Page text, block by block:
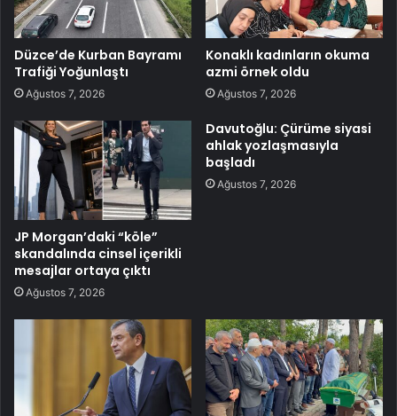
Düzce’de Kurban Bayramı
Trafiği Yoğunlaştı
Ağustos 7, 2026
Konaklı kadınların okuma
azmi örnek oldu
Ağustos 7, 2026
JP Morgan’daki “köle”
skandalında cinsel içerikli
mesajlar ortaya çıktı
Ağustos 7, 2026
Davutoğlu: Çürüme siyasi
ahlak yozlaşmasıyla
başladı
Ağustos 7, 2026